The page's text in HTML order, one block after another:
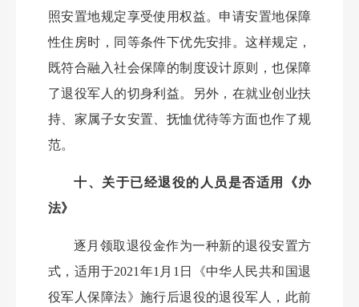
照安置地规定享受使用权益。申请安置地保障
性住房时，同等条件下优先安排。这样规定，
既符合融入社会保障的制度设计原则，也保障
了退役军人的切身利益。另外，在就业创业扶
持、家属子女安置、抚恤优待等方面也作了规
范。
十、关于已经退役的人员是否适用《办
法》
逐月领取退役金作为一种新的退役安置方
式，适用于2021年1月1日《中华人民共和国退
役军人保障法》施行后退役的退役军人，此前